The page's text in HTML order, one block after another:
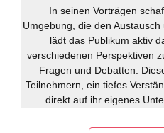
In seinen Vorträgen
Umgebung, die den
lädt das Publikum aktiv
verschiedenen Perspektiven
Fragen und Debatten.
Teilnehmern, ein tiefes
direkt auf ihr eigenes